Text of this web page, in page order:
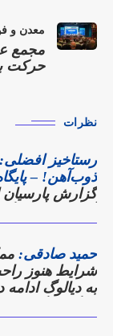
معدن و
مجمع
حرکت
نظرات
رستاخیز
ذوب‌آهن! –
گزارش پارسیان
دستاوردها
ذوب‌آهن به
شمار می‌رفت.
حمید صادقی:
شرایط هنوز
به دیالوگ